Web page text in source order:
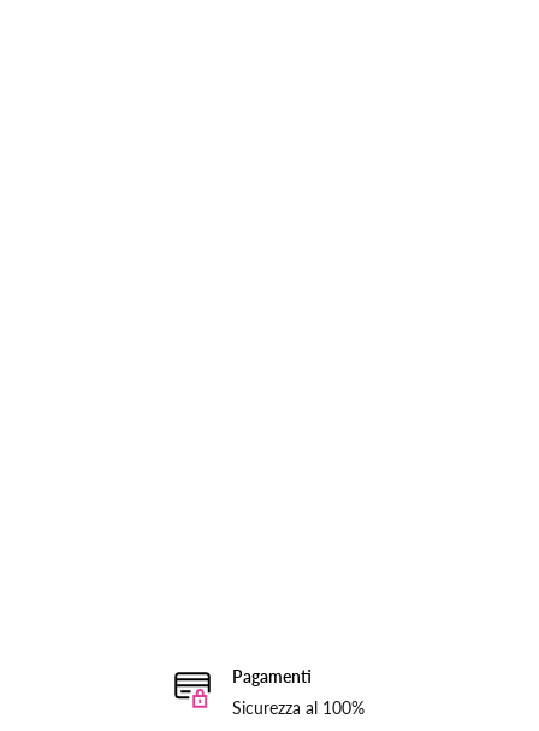
Pagamenti
Sicurezza al 100%